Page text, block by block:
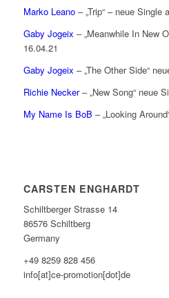
Marko Leano– „Trip“ – neue Single
Gaby Jogeix – „Meanwhile In New
16.04.21
Gaby Jogeix – „The Other Side“
Richie Necker– „New Song“ neue
My Name Is BoB – „Looking
CARSTEN ENGHARDT
Schiltberger Strasse 14
86576 Schiltberg
Germany
+49 8259 828 456
info[at]ce-promotion[dot]de